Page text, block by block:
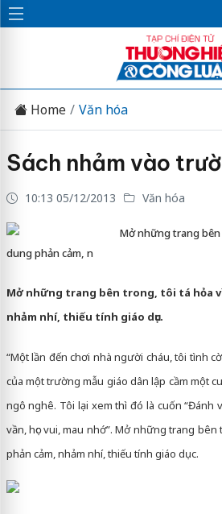
Home Văn hóa
Sách nhảm vào
10:13 05/12/2013 Văn hóa
Mở những trang
dung phản cảm, n
Mở những trang bên trong, tôi tá hỏa
nhảm nhí, thiếu tính giáo dục.
“Một lần đến chơi nhà người cháu, tôi tình
của một trường mẫu giáo dân lập cầm một
ngô nghê. Tôi lại xem thì đó là cuốn “Đánh
vần, học vui, mau nhớ”. Mở những trang
phản cảm, nhảm nhí, thiếu tính giáo dục.